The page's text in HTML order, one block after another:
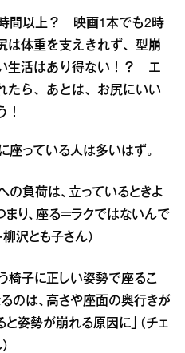
間以上？ 映画1本でも2時
は体重を支えきれず、型崩
生活はあり得ない！？ エ
たら、あとは、お尻にいい
！
座っている人は多いはず。
の負荷は、立っているときよ
まり、座る＝ラクではないんで
柳沢とも子さん）
椅子に正しい姿勢で座るこ
るのは、高さや座面の奥行きが
姿勢が崩れる原因に」（チェ